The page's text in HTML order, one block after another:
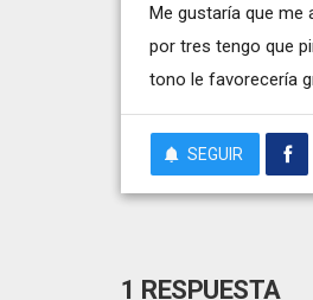
Me gustaría que me
por tres tengo que
tono le favorecería
SEGUIR
1 RESPUESTA